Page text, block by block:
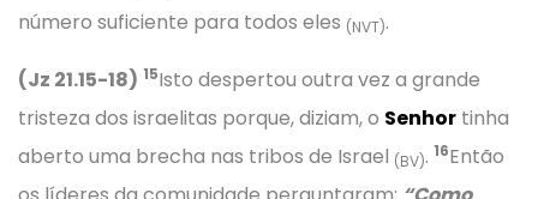
número suficiente para todos eles (NVT).
(Jz 21.15-18) 15Isto despertou outra vez a grande
tristeza dos israelitas porque, diziam, o Senhor tinha
aberto uma brecha nas tribos de Israel (BV). 16Então